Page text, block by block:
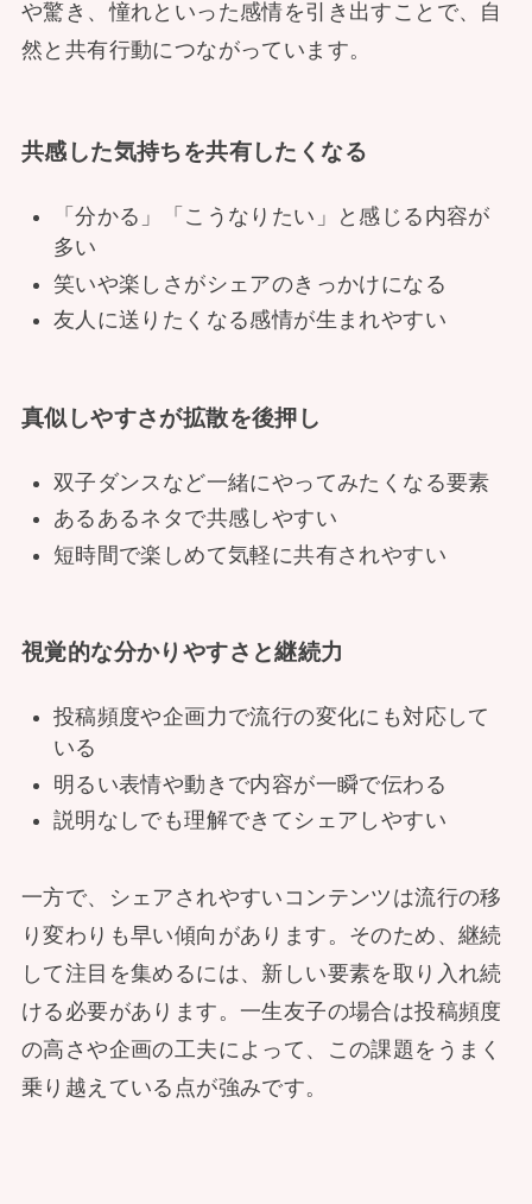
や驚き、憧れといった感情を引き出すことで、自
然と共有行動につながっています。
共感した気持ちを共有したくなる
「分かる」「こうなりたい」と感じる内容が
多い
笑いや楽しさがシェアのきっかけになる
友人に送りたくなる感情が生まれやすい
真似しやすさが拡散を後押し
双子ダンスなど一緒にやってみたくなる要素
あるあるネタで共感しやすい
短時間で楽しめて気軽に共有されやすい
視覚的な分かりやすさと継続力
投稿頻度や企画力で流行の変化にも対応して
いる
明るい表情や動きで内容が一瞬で伝わる
説明なしでも理解できてシェアしやすい
一方で、シェアされやすいコンテンツは流行の移
り変わりも早い傾向があります。そのため、継続
して注目を集めるには、新しい要素を取り入れ続
ける必要があります。一生友子の場合は投稿頻度
の高さや企画の工夫によって、この課題をうまく
乗り越えている点が強みです。